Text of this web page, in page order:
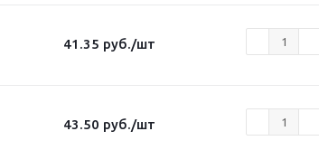
41.35 руб./шт
43.50 руб./шт